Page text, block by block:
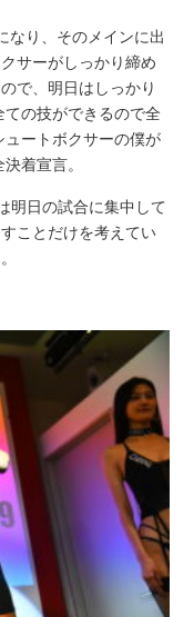
なり、そのメインに出
サーがしっかり締め
で、明日はしっかり
の技ができるので全
ートボクサーの僕が
着宣言。
明日の試合に集中して
ことだけを考えてい